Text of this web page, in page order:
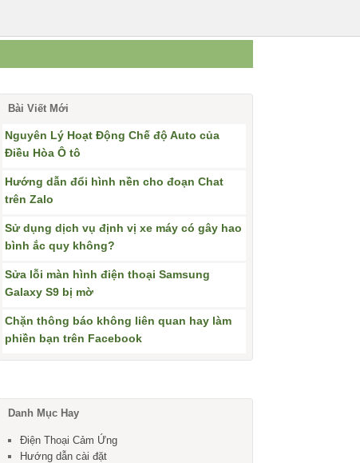
Bài Viết Mới
Nguyên Lý Hoạt Động Chế độ Auto của
Điều Hòa Ô tô
Hướng dẫn đổi hình nền cho đoạn Chat
trên Zalo
Sử dụng dịch vụ định vị xe máy có gây hao
bình ắc quy không?
Sửa lỗi màn hình điện thoại Samsung
Galaxy S9 bị mờ
Chặn thông báo không liên quan hay làm
phiền bạn trên Facebook
Danh Mục Hay
Điện Thoại Cảm Ứng
Hướng dẫn cài đặt